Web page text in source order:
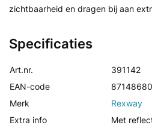
Specificaties
Art.nr.
391142
EAN-code
Merk
Rexway
Extra info
Met
zichtbaarheid en dragen bij aan